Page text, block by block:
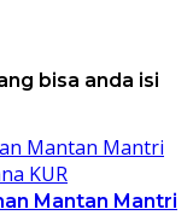
bisa anda isi
Mantan Mantri